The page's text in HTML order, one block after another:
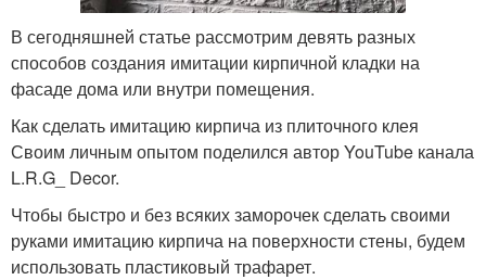
В сегодняшней статье рассмотрим девять разных
способов создания имитации кирпичной кладки на
фасаде дома или внутри помещения.
Как сделать имитацию кирпича из плиточного клея
Своим личным опытом поделился автор YouTube канала
L.R.G_ Decor.
Чтобы быстро и без всяких заморочек сделать своими
руками имитацию кирпича на поверхности стены, будем
использовать пластиковый трафарет.